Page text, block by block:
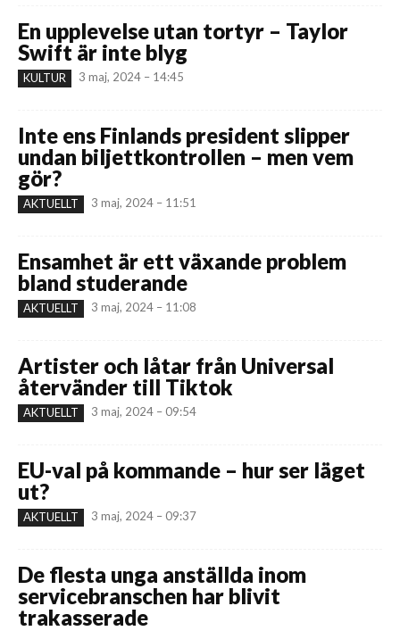
En upplevelse utan tortyr – Taylor
Swift är inte blyg
KULTUR 3 maj, 2024 – 14:45
Inte ens Finlands president slipper
undan biljettkontrollen – men vem
gör?
AKTUELLT 3 maj, 2024 – 11:51
Ensamhet är ett växande problem
bland studerande
AKTUELLT 3 maj, 2024 – 11:08
Artister och låtar från Universal
återvänder till Tiktok
AKTUELLT 3 maj, 2024 – 09:54
EU-val på kommande – hur ser läget
ut?
AKTUELLT 3 maj, 2024 – 09:37
De flesta unga anställda inom
servicebranschen har blivit
trakasserade